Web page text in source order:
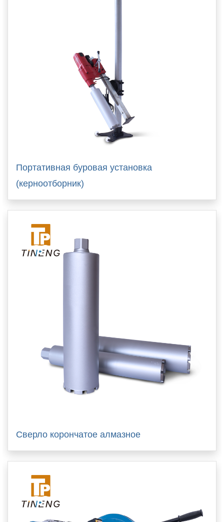
Портативная буровая установка
(керноотборник)
Сверло корончатое алмазное